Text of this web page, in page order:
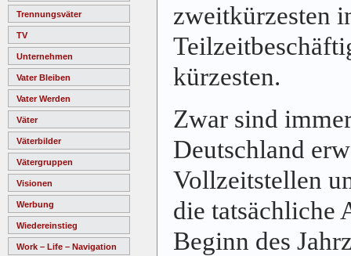
Trennungsväter
TV
Unternehmen
Vater Bleiben
Vater Werden
Väter
Väterbilder
Vätergruppen
Visionen
Werbung
Wiedereinstieg
Work – Life – Navigation
zweitkürzesten
kürzesten.
Zwar sind
Deutschland
Vollzeitstellen
die tatsächliche
Beginn des